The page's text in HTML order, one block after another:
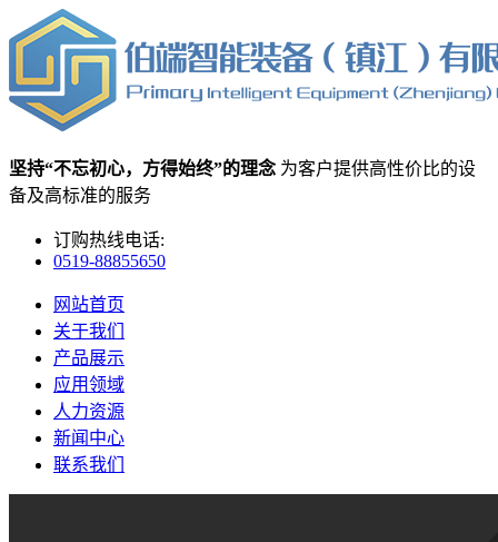
坚持“不忘初心，方得始终”的理念 为客户提供高性价比的设
备及高标准的服务
订购热线电话:
0519-88855650
网站首页
关于我们
产品展示
应用领域
人力资源
新闻中心
联系我们